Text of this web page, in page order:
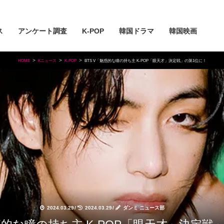
アンケート調査 K-POP 韓国ドラマ 韓国映画
HOME Kニュース K-POP BTS V「魅惑的な瞳の持ち主 K-POP「眼天才」決定戦」の第1位に！
2024.03.29/ 2024.03.29/ ダンミ ニュース部